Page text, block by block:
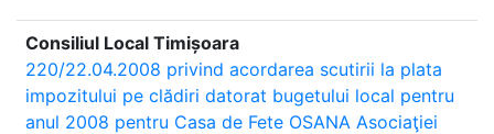
Consiliul Local Timișoara
220/22.04.2008 privind acordarea scutirii la plata
impozitului pe clădiri datorat bugetului local pentru
anul 2008 pentru Casa de Fete OSANA Asociaţiei